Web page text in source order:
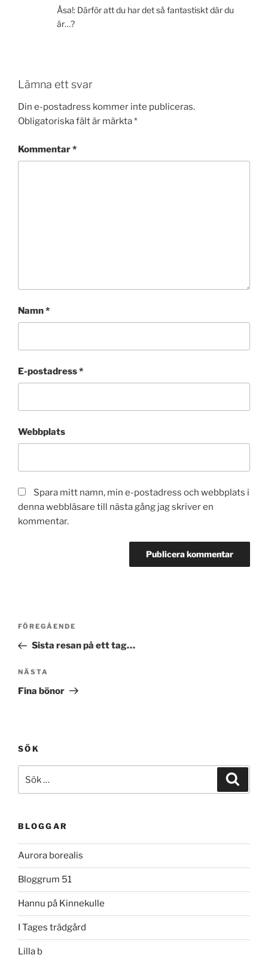
Åsa!: Därför att du har det så fantastiskt där du
är…?
Lämna ett svar
Din e-postadress kommer inte publiceras.
Obligatoriska fält är märkta*
Kommentar*
Namn*
E-postadress*
Webbplats
Spara mitt namn, min e-postadress och webbplats i
denna webbläsare till nästa gång jag skriver en
kommentar.
Inläggsnavigering
Föregående
inlägg
FÖREGÅENDE
Sista resan på ett tag…
Nästa
inlägg
NÄSTA
Fina bönor
SÖK
efter:
BLOGGAR
Aurora borealis
Bloggrum 51
Hannu på Kinnekulle
I Tages trädgård
Lilla b